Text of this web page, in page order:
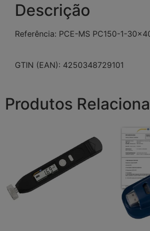
Descrição
Referência: PCE-MS PC150-1-
GTIN (EAN): 4250348729101
Produtos